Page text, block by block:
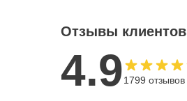
Отзывы клиентов
4.91799 отзывов